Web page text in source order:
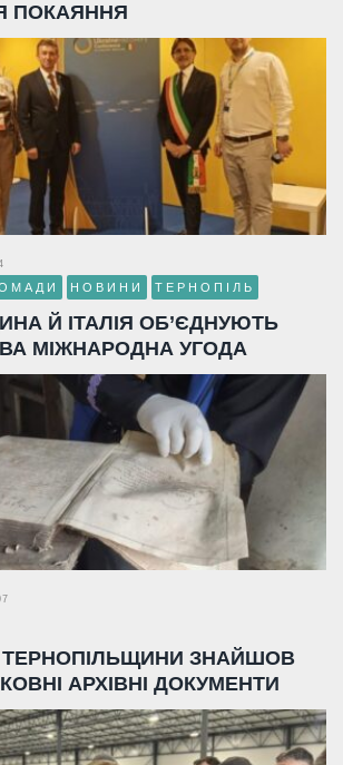
ПОКАЯННЯ
НОВИНИ ТЕРНОПІЛЬ
Й ІТАЛІЯ ОБ’ЄДНУЮТЬ
МІЖНАРОДНА УГОДА
ЗНАЙШОВ
АРХІВНІ ДОКУМЕНТИ